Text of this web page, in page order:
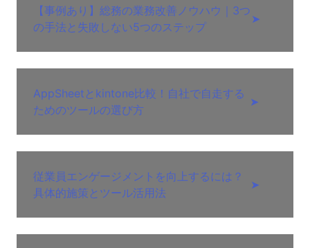
【事例あり】総務の業務改善ノウハウ｜3つ
の手法と失敗しない5つのステップ
➤
AppSheetとkintone比較！自社で自走する
ためのツールの選び方
➤
従業員エンゲージメントを向上するには？
具体的施策とツール活用法
➤